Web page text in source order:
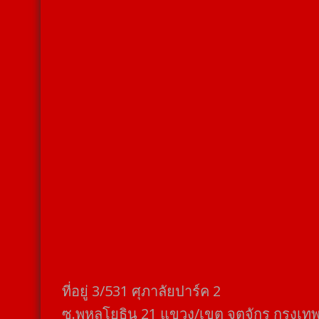
ที่อยู่​ 3/531​ ศุภาลัยปาร์ค​ 2
ซ.พหลโยธิน​ 21​ แขวง/เขต​ จตุจักร​ กรุงเท